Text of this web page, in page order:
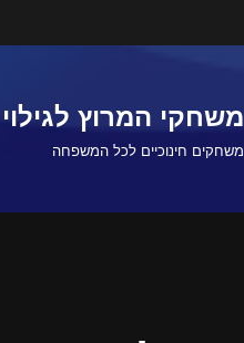
משחקי המרוץ לגילוי
משחקים חינוכיים לכל המשפחה